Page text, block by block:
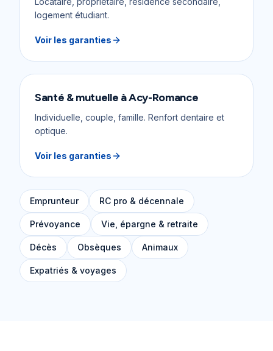
logement étudiant.
Voir les garanties
Santé & mutuelle àAcy-Romance
Individuelle, couple, famille. Renfort dentaire et
optique.
Voir les garanties
Emprunteur RC pro & décennale
Prévoyance Vie, épargne & retraite
Décès Obsèques Animaux
Expatriés & voyages